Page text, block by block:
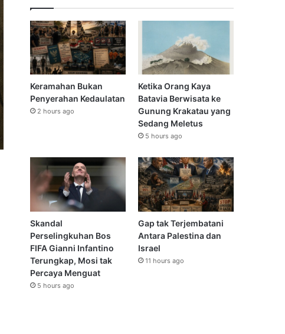
Keramahan Bukan
Penyerahan Kedaulatan
2 hours ago
Ketika Orang Kaya
Batavia Berwisata ke
Gunung Krakatau yang
Sedang Meletus
5 hours ago
Skandal
Perselingkuhan Bos
FIFA Gianni Infantino
Terungkap, Mosi tak
Percaya Menguat
5 hours ago
Gap tak Terjembatani
Antara Palestina dan
Israel
11 hours ago